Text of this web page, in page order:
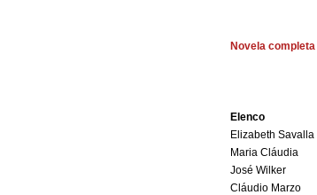
Novela
Elenco
Elizabeth Savalla
Maria Cláudia
José Wilker
Cláudio Marzo